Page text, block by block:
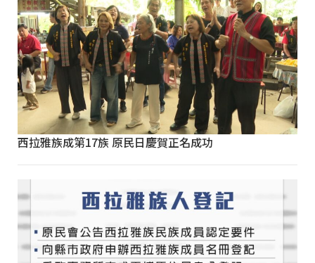
西拉雅族成第17族 原民日慶賀正名成功